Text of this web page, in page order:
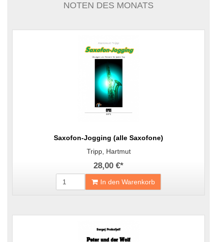
NOTEN DES MONATS
Saxofon-Jogging (alle Saxofone)
Tripp, Hartmut
28,00 €*
In den Warenkorb